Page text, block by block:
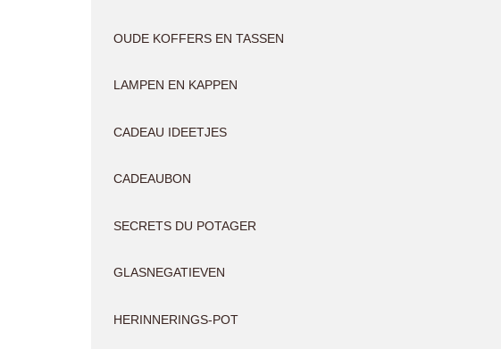
OUDE KOFFERS EN TASSEN
LAMPEN EN KAPPEN
CADEAU IDEETJES
CADEAUBON
SECRETS DU POTAGER
GLASNEGATIEVEN
HERINNERINGS-POT